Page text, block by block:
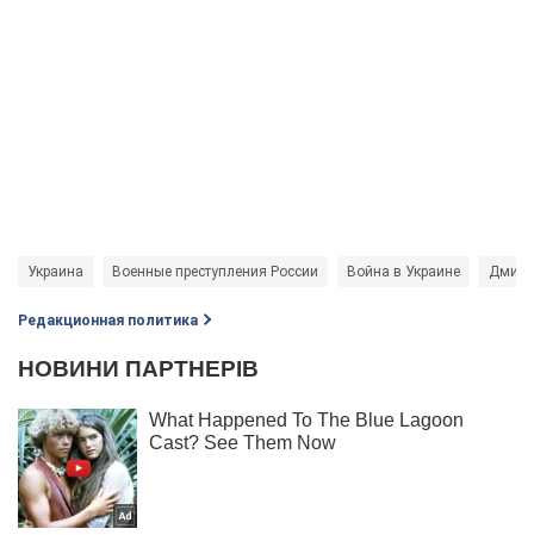
Украина Военные преступления России Война в Украине
Редакционная политика